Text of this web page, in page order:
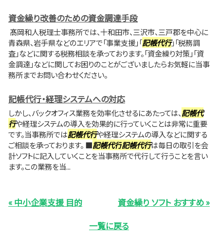
資金繰り改善のための資金調達手段
髙岡和人税理士事務所では、十和田市、三沢市、三戸郡を中心に
青森県、岩手県などのエリアで「事業支援」「記帳代行」「税務調
査」などに関する税務相談を承っております。「資金繰り対策」「資
金調達」などに関してお困りのことがございましたらお気軽に当事
務所までお問い合わせください。
記帳代行・経理システムへの対応
しかし、バックオフィス業務を効率化させるにあたっては、記帳代
行や経理システムの導入を効果的に行っていくことは非常に重要
です。当事務所では記帳代行や経理システムの導入などに関する
ご相談を承っております。 ■記帳代行記帳代行は毎日の取引を会
計ソフトに記入していくことを当事務所で代行して行うことを言い
ます。この業務を当...
« 中小企業支援 目的
資金繰り ソフト おすすめ »
一覧に戻る